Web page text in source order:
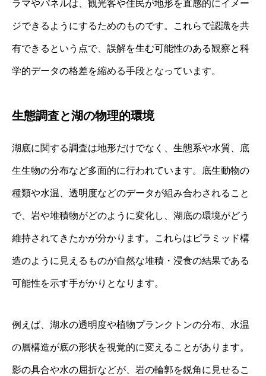
ラマやパネルは、観光客や住民が地形を直感的にイメー
ジできるようにするためのものです。これらで認識を共
有できるという点で、誤解を生む可能性のある観察と科
学的データの格差を縮める手段となっています。
生態調査と湖の物理的環境
湖底に関する調査は地形だけでなく、生態系や水質、底
生生物の分布など多面的に行われています。底生動物の
種類や水温、透明度などのデータが組み合わされること
で、岩や堆積物がどのように変化し、湖底の環境がどう
維持されてきたかが分かります。これらはピラミッド構
造のように見えるものが自然な堆積・浸食の結果である
可能性を示す手がかりとなります。
例えば、湖水の透明度や植物プランクトンの分布、水温
の層構造が底の形状を視覚的に変えることがあります。
影の具合や水の屈折などが、岩の輪郭を鋭角に見せるこ